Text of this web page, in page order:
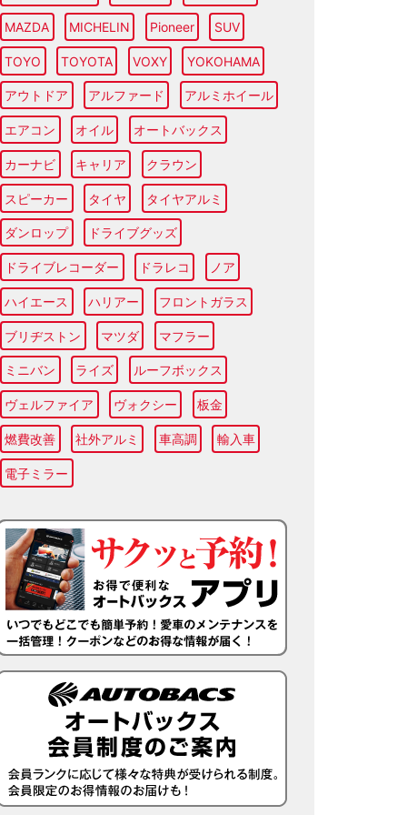
MAZDA MICHELIN Pioneer SUV
TOYO TOYOTA VOXY YOKOHAMA
アウトドア アルファード アルミホイール
エアコン オイル オートバックス
カーナビ キャリア クラウン
スピーカー タイヤ タイヤアルミ
ダンロップ ドライブグッズ
ドライブレコーダー ドラレコ ノア
ハイエース ハリアー フロントガラス
ブリヂストン マツダ マフラー
ミニバン ライズ ルーフボックス
ヴェルファイア ヴォクシー 板金
燃費改善 社外アルミ 車高調 輸入車
電子ミラー